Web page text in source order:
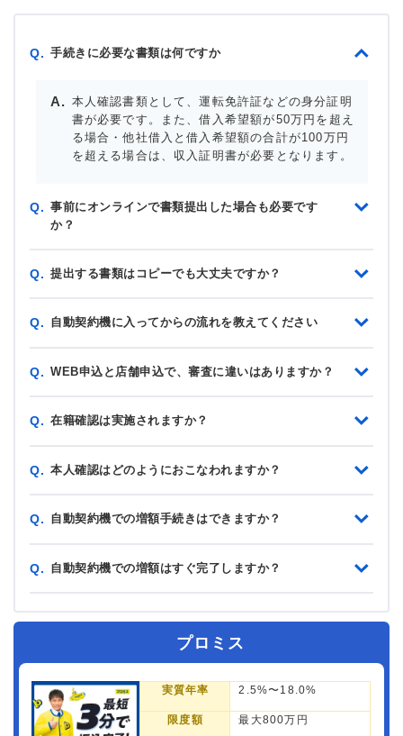
Q. 手続きに必要な書類は何ですか
本人確認書類として、運転免許証などの身分証明
書が必要です。また、借入希望額が50万円を超え
る場合・他社借入と借入希望額の合計が100万円
を超える場合は、収入証明書が必要となります。
Q. 事前にオンラインで書類提出した場合も必要です
か？
Q. 提出する書類はコピーでも大丈夫ですか？
Q. 自動契約機に入ってからの流れを教えてください
Q. WEB申込と店舗申込で、審査に違いはありますか？
Q. 在籍確認は実施されますか？
Q. 本人確認はどのようにおこなわれますか？
Q. 自動契約機での増額手続きはできますか？
Q. 自動契約機での増額はすぐ完了しますか？
プロミス
実質年率 2.5%〜18.0%
限度額 最大800万円